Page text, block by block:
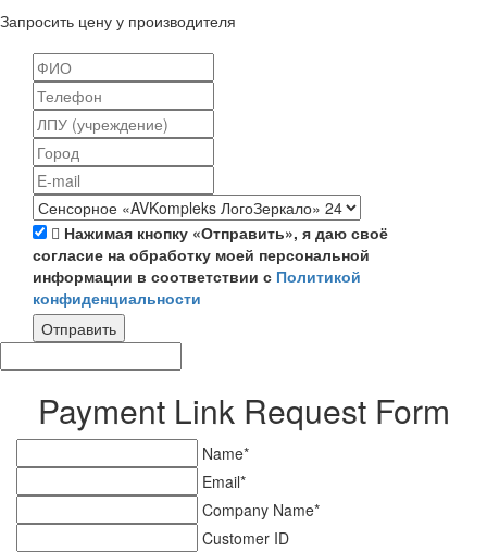
Запросить цену у производителя
Нажимая кнопку «Отправить», я даю своё
согласие на обработку моей персональной
информации в соответствии с Политикой
конфиденциальности
Отправить
Payment Link Request Form
Name*
Email*
Company Name*
Customer ID